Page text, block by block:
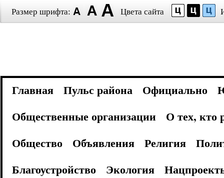
Размер шрифта: Цвета сайта
Главная Пульс района Официально
Общественные организации
О тех, кто
Общество
Объявления Религия
Благоустройство
Экология